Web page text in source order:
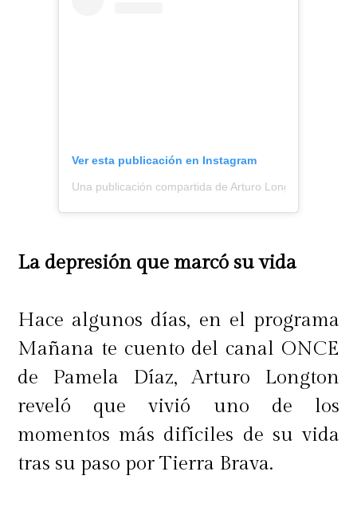
Ver esta publicación en Instagram
Una publicación compartida de Arturo Longton
La depresión que marcó su vida
Hace algunos días, en el programa
Mañana te cuento del canal ONCE
de Pamela Díaz, Arturo Longton
reveló que vivió uno de los
momentos más difíciles de su vida
tras su paso por Tierra Brava.